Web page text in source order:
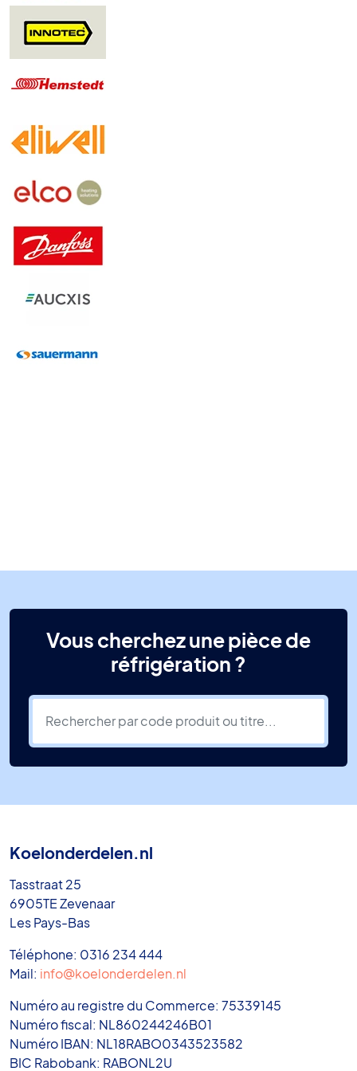
Vous cherchez une pièce de
réfrigération ?
Koelonderdelen.nl
Tasstraat 25
6905TE Zevenaar
Les Pays-Bas
Téléphone: 0316 234 444
Mail: info@koelonderdelen.nl
Numéro au registre du Commerce: 75339145
Numéro fiscal: NL860244246B01
Numéro IBAN: NL18RABO0343523582
BIC Rabobank: RABONL2U